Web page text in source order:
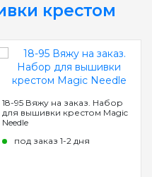
крестом
18-95 Вяжу на заказ. Набор
для вышивки крестом Magic
Needle
под заказ 1-2 дня